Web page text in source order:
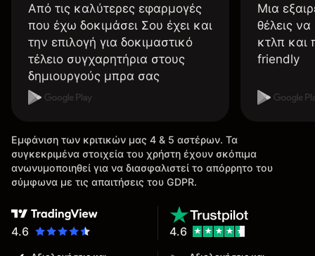
Από τις καλύτερες εφαρμογές
που έχω δοκιμάσει Σου έχει και
την επιλογή για δοκιμαστικό
τέλειο συγχαρητήρια στους
δημιουργούς μπρα σας
Μια
θέλεις
κτλπ και
friendly
Εμφάνιση των κριτικών μας 4 & 5 αστέρων. Τα
συγκεκριμένα στοιχεία του χρήστη έχουν σκόπιμα
ανωνυμοποιηθεί για να διασφαλιστεί το απόρρητο του
σύμφωνα με τις απαιτήσεις του GDPR.
4.6 4.6